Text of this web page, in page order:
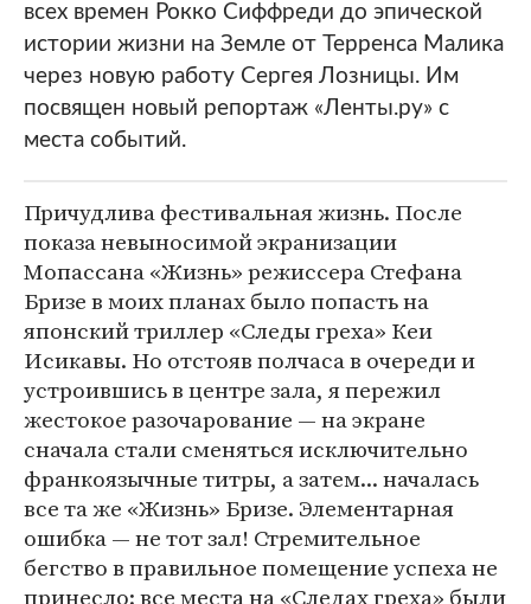
всех времен Рокко Сиффреди до эпической
истории жизни на Земле от Терренса Малика
через новую работу Сергея Лозницы. Им
посвящен новый репортаж «Ленты.ру» с
места событий.
Причудлива фестивальная жизнь. После
показа невыносимой экранизации
Мопассана «Жизнь» режиссера Стефана
Бризе в моих планах было попасть на
японский триллер «Следы греха» Кеи
Исикавы. Но отстояв полчаса в очереди и
устроившись в центре зала, я пережил
жестокое разочарование — на экране
сначала стали сменяться исключительно
франкоязычные титры, а затем... началась
все та же «Жизнь» Бризе. Элементарная
ошибка — не тот зал! Стремительное
бегство в правильное помещение успеха не
принесло: все места на «Следах греха» были